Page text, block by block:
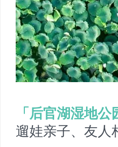
「后官湖湿地公
遛娃亲子、友人